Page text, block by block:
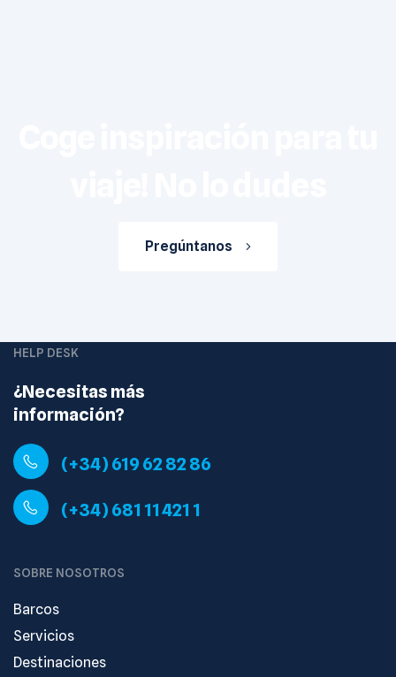
Pregúntanos
HELP DESK
¿Necesitas más
información?
(+34) 619 62 82 86
(+34) 681 11 421 1
SOBRE NOSOTROS
Barcos
Servicios
Destinaciones